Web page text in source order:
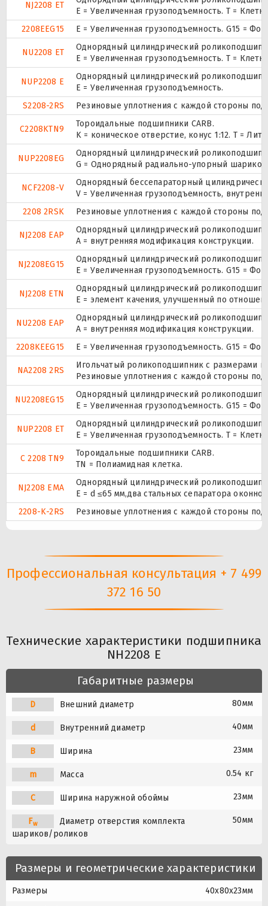
NJ2208 ET
E = Увеличенная грузоподъемность. T =
2208EEG15
E = Увеличенная грузоподъемность. G15 =
NU2208 ET
Однорядный цилиндрический
E = Увеличенная грузоподъемность. T =
NUP2208 E
Однорядный цилиндрический
Е = Увеличенная грузоподъемность.
S2208-2RS
Резиновые уплотнения с каждой стороны
C2208KTN9
Тороидальные подшипники CARB.
K = коническое отверстие, конус 1:12. T =
NUP2208EG
Однорядный цилиндрический
G = Однорядный радиально-упорный
NCF2208-V
Однорядный бессепараторный
V = Увеличенная грузоподъемность,
2208 2RSK
Резиновые уплотнения с каждой стороны
NJ2208 EAP
Однорядный цилиндрический
A = внутренняя модификация конструкции.
NJ2208EG15
Однорядный цилиндрический
E = Увеличенная грузоподъемность. G15 =
NJ2208 ETN
Однорядный цилиндрический
E = элемент качения, улучшенный по
NU2208 EAP
Однорядный цилиндрический
A = внутренняя модификация конструкции.
2208KEEG15
E = Увеличенная грузоподъемность. G15 =
NA2208 2RS
Игольчатый роликоподшипник с размерами
Резиновые уплотнения с каждой стороны
NU2208EG15
Однорядный цилиндрический
E = Увеличенная грузоподъемность. G15 =
NUP2208 ET
Однорядный цилиндрический
E = Увеличенная грузоподъемность. T =
C 2208 TN9
Тороидальные подшипники CARB.
TN = Полиамидная клетка.
NJ2208 EMA
Однорядный цилиндрический
E = d ≤65 мм,два стальных сепаратора
2208-K-2RS
Резиновые уплотнения с каждой стороны
Профессиональная консультация + 7 499
372 16 50
Технические характеристики подшипника
NH2208 E
Габаритные размеры
D Внешний диаметр 80мм
d Внутренний диаметр 40мм
B Ширина 23мм
m Масса 0.54 кг
C Ширина наружной обоймы 23мм
Fw
Диаметр отверстия комплекта
шариков/роликов
50мм
Размеры и геометрические характеристики
Размеры 40x80x23мм